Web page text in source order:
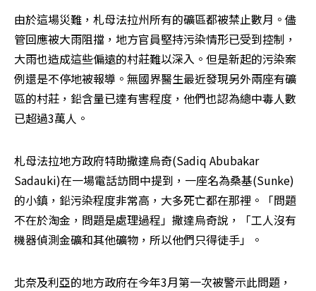
由於這場災難，札母法拉州所有的礦區都被禁止數月。儘
管回應被大雨阻擋，地方官員堅持污染情形已受到控制，
大雨也造成這些偏遠的村莊難以深入。但是新起的污染案
例還是不停地被報導。無國界醫生最近發現另外兩座有礦
區的村莊，鉛含量已達有害程度，他們也認為總中毒人數
已超過3萬人。
札母法拉地方政府特助撒達烏奇(Sadiq Abubakar
Sadauki)在一場電話訪問中提到，一座名為桑基(Sunke)
的小鎮，鉛污染程度非常高，大多死亡都在那裡。「問題
不在於淘金，問題是處理過程」撒達烏奇說，「工人沒有
機器偵測金礦和其他礦物，所以他們只得徒手」。
北奈及利亞的地方政府在今年3月第一次被警示此問題，